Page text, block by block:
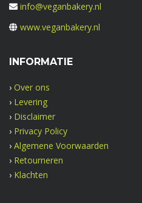
info@veganbakery.nl
www.veganbakery.nl
INFORMATIE
› Over ons
› Levering
› Disclaimer
› Privacy Policy
› Algemene Voorwaarden
› Retourneren
› Klachten